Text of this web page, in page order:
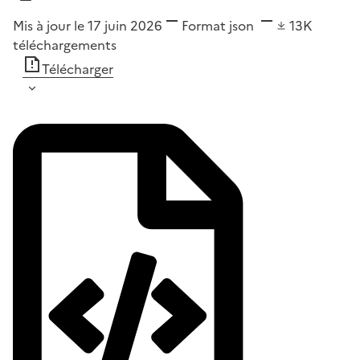
Mis à jour le 17 juin 2026 Format json
13K
téléchargements
Télécharger